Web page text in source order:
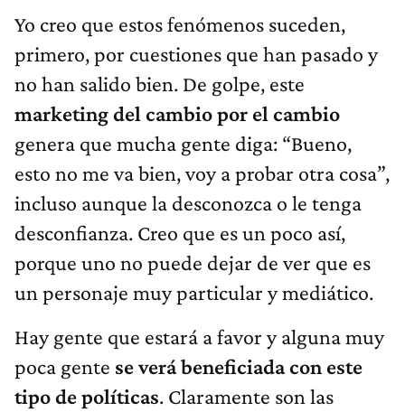
Yo creo que estos fenómenos suceden,
primero, por cuestiones que han pasado y
no han salido bien. De golpe, este
marketing del cambio por el cambio
genera que mucha gente diga: “Bueno,
esto no me va bien, voy a probar otra cosa”,
incluso aunque la desconozca o le tenga
desconfianza. Creo que es un poco así,
porque uno no puede dejar de ver que es
un personaje muy particular y mediático.
Hay gente que estará a favor y alguna muy
poca gente se verá beneficiada con este
tipo de políticas. Claramente son las